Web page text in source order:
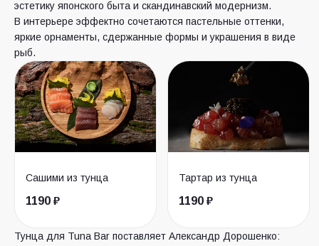
эстетику японского быта и скандинавский модернизм.
В интерьере эффектно сочетаются пастельные оттенки,
яркие орнаменты, сдержанные формы и украшения в виде
рыб.
Сашими из тунца
1190 ₽
Тартар из тунца
1190 ₽
Тунца для Tuna Bar поставляет Александр Дорошенко: